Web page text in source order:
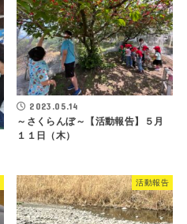
2023.05.14
～さくらんぼ～【活動報告】５月
１１日（木）
活動報告